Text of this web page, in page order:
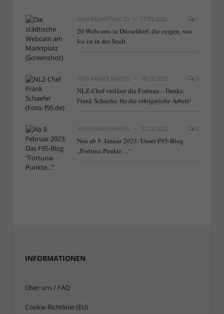
VON REDAKTION TD 17.09.2020 1
20 Webcams in Düsseldorf, die zeigen, was
los ist in der Stadt
VON RAINER BARTEL 10.12.2022 5
NLZ-Chef verlässt die Fortuna – Danke,
Frank Schaefer, für die erfolgreiche Arbeit!
VON RAINER BARTEL 22.12.2022 2
Neu ab 9. Januar 2023: Unser F95-Blog
„Fortuna-Punkte…“
INFORMATIONEN
Über uns / FAQ
Cookie-Richtlinie (EU)